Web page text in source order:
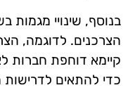
בנוסף, שינויי מגמות
הצרכנים. לדוגמה,
קיימא דוחפת חברות
כדי להתאים